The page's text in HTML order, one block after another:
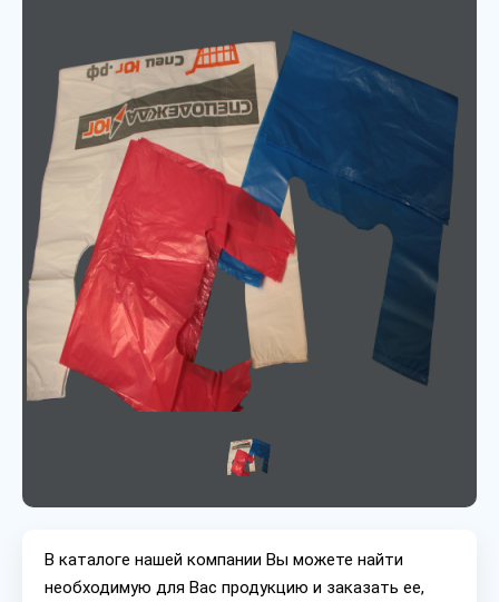
В каталоге нашей компании Вы можете найти
необходимую для Вас продукцию и заказать ее,